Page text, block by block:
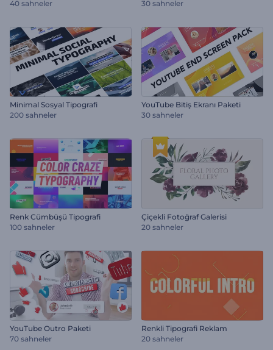
40 sahneler
30 sahneler
Minimal Sosyal Tipografi
200 sahneler
YouTube Bitiş Ekranı Paketi
30 sahneler
Renk Cümbüşü Tipografi
100 sahneler
Çiçekli Fotoğraf Galerisi
20 sahneler
YouTube Outro Paketi
70 sahneler
Renkli Tipografi Reklam
20 sahneler